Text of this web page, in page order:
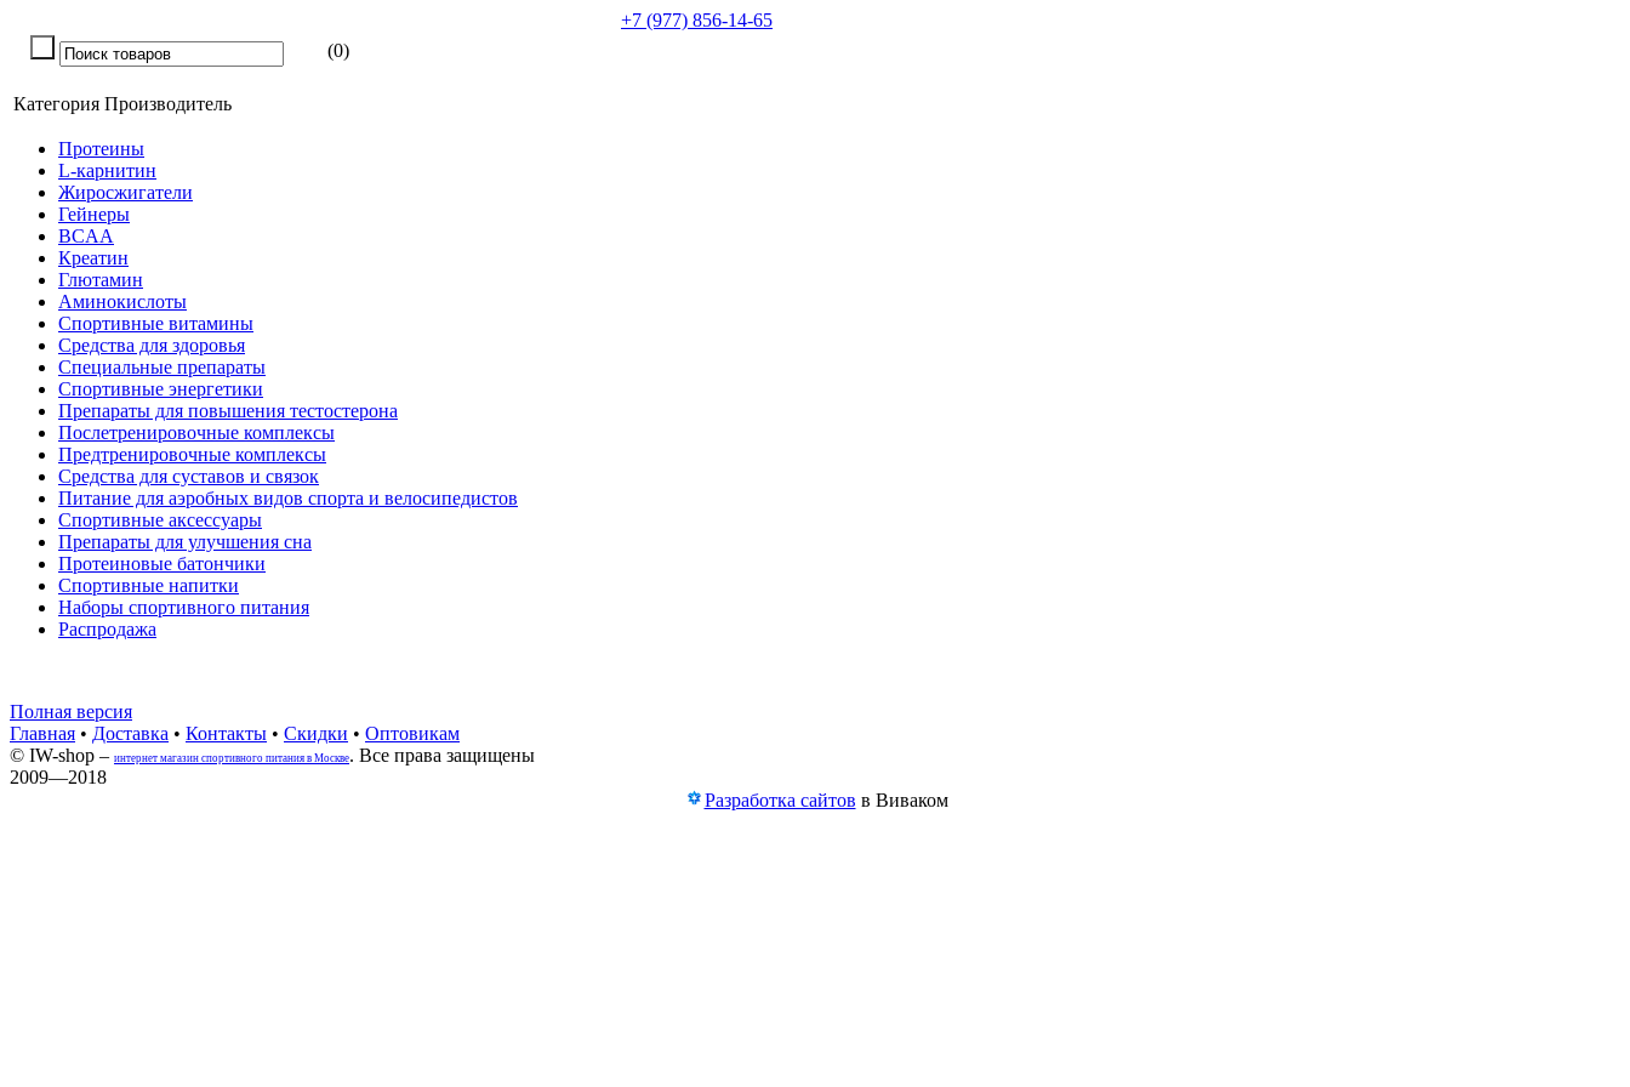
+7 (977) 856-14-65
(0)
Категория Производитель
Протеины
L-карнитин
Жиросжигатели
Гейнеры
BCAA
Креатин
Глютамин
Аминокислоты
Спортивные витамины
Средства для здоровья
Специальные препараты
Спортивные энергетики
Препараты для повышения тестостерона
Послетренировочные комплексы
Предтренировочные комплексы
Средства для суставов и связок
Питание для аэробных видов спорта и велосипедистов
Спортивные аксессуары
Препараты для улучшения сна
Протеиновые батончики
Спортивные напитки
Наборы спортивного питания
Распродажа
Полная версия
Главная • Доставка • Контакты • Скидки • Оптовикам
© IW-shop – интернет магазин спортивного питания в Москве. Все права защищены
2009—2018
Разработка сайтов в Виваком